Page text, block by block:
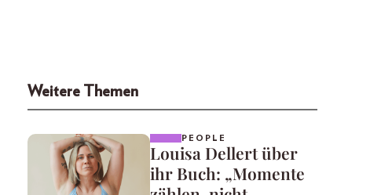
Weitere Themen
PEOPLE
Louisa Dellert über
ihr Buch: „Momente